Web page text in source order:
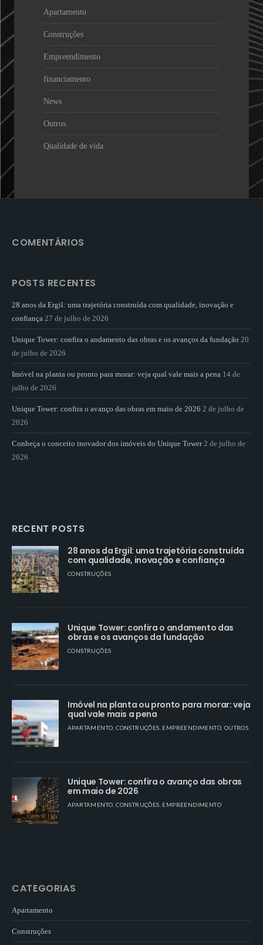
Apartamento
Construções
Empreendimento
financiamento
News
Outros
Qualidade de vida
COMENTÁRIOS
POSTS RECENTES
28 anos da Ergil: uma trajetória construída com qualidade, inovação e
confiança 27 de julho de 2026
Unique Tower: confira o andamento das obras e os avanços da fundação 20
de julho de 2026
Imóvel na planta ou pronto para morar: veja qual vale mais a pena 14 de
julho de 2026
Unique Tower: confira o avanço das obras em maio de 2026 2 de julho de
2026
Conheça o conceito inovador dos imóveis do Unique Tower 2 de julho de
2026
RECENT POSTS
28 anos da Ergil: uma trajetória construída
com qualidade, inovação e confiança
CONSTRUÇÕES
Unique Tower: confira o andamento das
obras e os avanços da fundação
CONSTRUÇÕES
Imóvel na planta ou pronto para morar: veja
qual vale mais a pena
APARTAMENTO ,CONSTRUÇÕES EMPREENDIMENTO OUTROS
Unique Tower: confira o avanço das obras
em maio de 2026
APARTAMENTO ,CONSTRUÇÕES EMPREENDIMENTO
CATEGORIAS
Apartamento
Construções